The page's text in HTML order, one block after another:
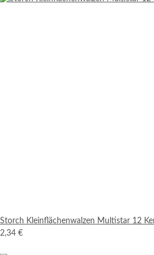
Storch Kleinflächenwalzen Multistar 12
2,34 €